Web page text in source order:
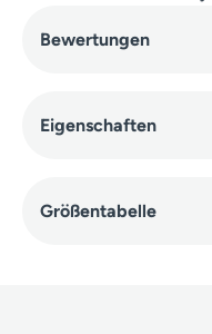
Bewertungen
Eigenschaften
Größentabelle